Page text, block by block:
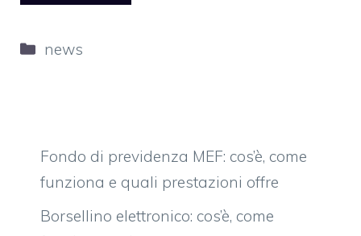
Categorie
news
Fondo di previdenza MEF: cos’è, come
funziona e quali prestazioni offre
Borsellino elettronico: cos’è, come